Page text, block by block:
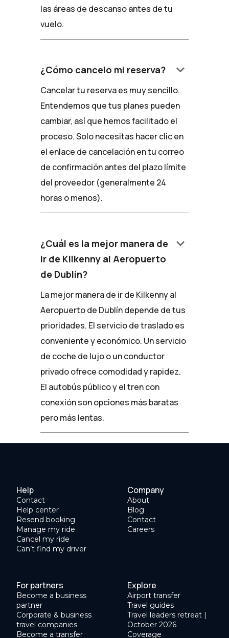
las áreas de descanso antes de tu
vuelo.
¿Cómo cancelo mi reserva? keyboard_arrow_down
Cancelar tu reserva es muy sencillo.
Entendemos que tus planes pueden
cambiar, así que hemos facilitado el
proceso. Solo necesitas hacer clic en
el enlace de cancelación en tu correo
de confirmación antes del plazo límite
del proveedor (generalmente 24
horas o menos).
¿Cuál es la mejor manera de
ir de Kilkenny al Aeropuerto
de Dublín?
keyboard_arrow_down
La mejor manera de ir de Kilkenny al
Aeropuerto de Dublín depende de tus
prioridades. El servicio de traslado es
conveniente y económico. Un servicio
de coche de lujo o un conductor
privado ofrece comodidad y rapidez.
El autobús público y el tren con
conexión son opciones más baratas
pero más lentas.
Help
Contact
Help center
Resend booking
Manage my ride
Cancel my ride
Can’t find my driver
Company
About
Blog
Contact
Careers
For partners
Become a business
partner
Corporate & business
travel companies
Become a transfer
Explore
Airport transfer
Travel guides
Travel leaders retreat |
October 2026
Coverage